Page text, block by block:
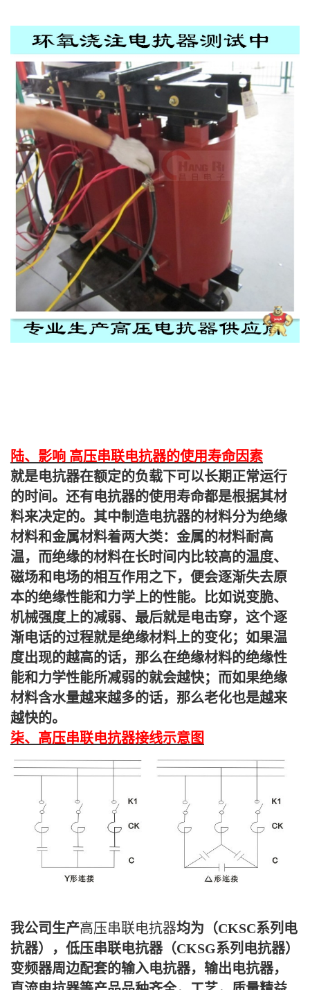
陆、影响 高压串联电抗器的使用寿命因素
就是电抗器在额定的负载下可以长期正常运行
的时间。还有电抗器的使用寿命都是根据其材
料来决定的。其中制造电抗器的材料分为绝缘
材料和金属材料着两大类：金属的材料耐高
温，而绝缘的材料在长时间内比较高的温度、
磁场和电场的相互作用之下，便会逐渐失去原
本的绝缘性能和力学上的性能。比如说变脆、
机械强度上的减弱、最后就是电击穿，这个逐
渐电话的过程就是绝缘材料上的变化；如果温
度出现的越高的话，那么在绝缘材料的绝缘性
能和力学性能所减弱的就会越快；而如果绝缘
材料含水量越来越多的话，那么老化也是越来
越快的。
柒、高压串联电抗器接线示意图
我公司生产高压串联电抗器均为（CKSC系列电
抗器），低压串联电抗器（CKSG系列电抗器）
变频器周边配套的输入电抗器，输出电抗器，